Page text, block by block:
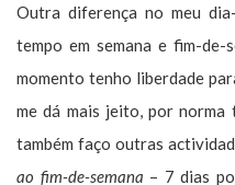
Outra diferença no meu
tempo em semana e fim-de-
momento tenho liberdade
me dá mais jeito, por norma
também faço outras
ao fim-de-semana – 7 dias